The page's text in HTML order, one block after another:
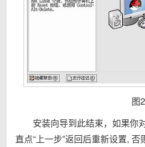
图
安装向导到此结束，如果你
直点“上一步”返回后重新设置, 否